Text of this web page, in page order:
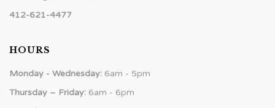
412-621-4477
HOURS
Monday - Wednesday: 6am - 5pm
Thursday – Friday: 6am - 6pm